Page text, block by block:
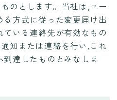
のとします。当社は,ユー
方式に従った変更届け出
いる連絡先が有効なもの
知または連絡を行い,これ
達したものとみなしま